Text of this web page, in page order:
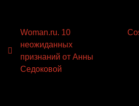
Навигация
по
записям
Woman.ru. 10
неожиданных
признаний от Анны
Седоковой